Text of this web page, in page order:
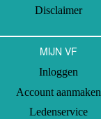
Disclaimer
MIJN VF
Inloggen
Account aanmaken
Ledenservice